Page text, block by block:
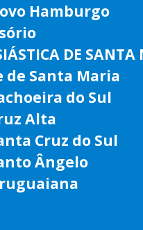
Hamburgo
DE
Santa Maria
do Sul
Alta
Cruz do Sul
Ângelo